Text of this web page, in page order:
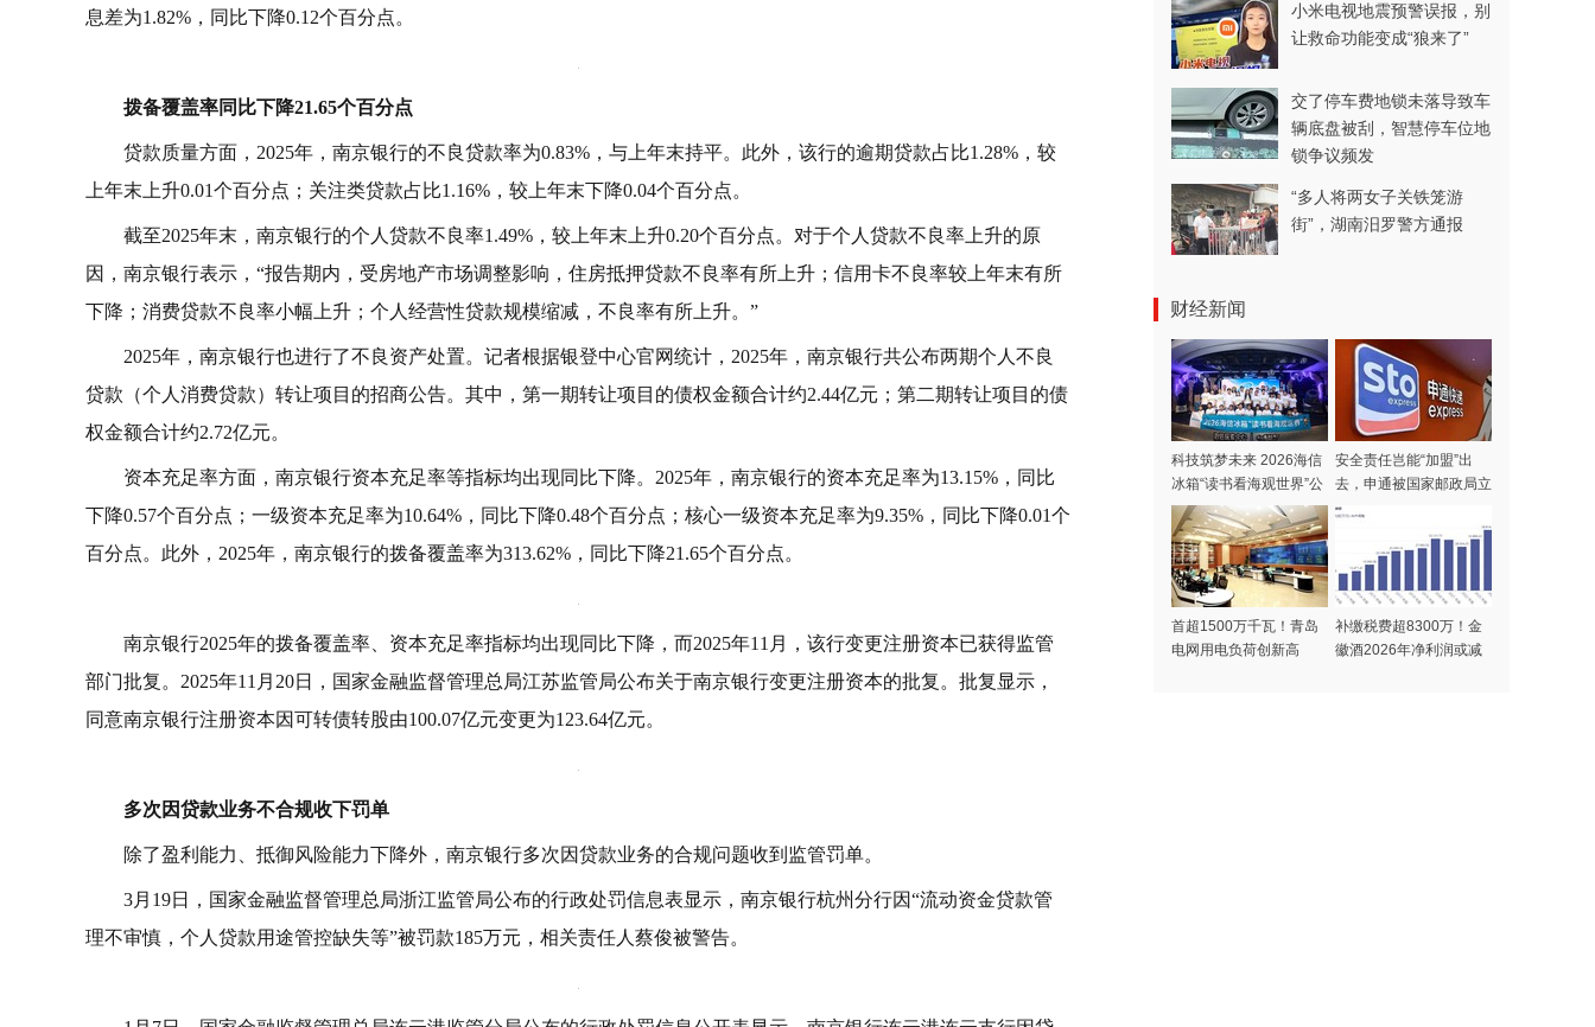
息差为1.82%，同比下降0.12个百分点。
拨备覆盖率同比下降21.65个百分点
贷款质量方面，2025年，南京银行的不良贷款率为0.83%，与上年末持平。此外，该行的逾期贷款占比1.28%，较
上年末上升0.01个百分点；关注类贷款占比1.16%，较上年末下降0.04个百分点。
截至2025年末，南京银行的个人贷款不良率1.49%，较上年末上升0.20个百分点。对于个人贷款不良率上升的原
因，南京银行表示，“报告期内，受房地产市场调整影响，住房抵押贷款不良率有所上升；信用卡不良率较上年末有所
下降；消费贷款不良率小幅上升；个人经营性贷款规模缩减，不良率有所上升。”
2025年，南京银行也进行了不良资产处置。记者根据银登中心官网统计，2025年，南京银行共公布两期个人不良
贷款（个人消费贷款）转让项目的招商公告。其中，第一期转让项目的债权金额合计约2.44亿元；第二期转让项目的债
权金额合计约2.72亿元。
资本充足率方面，南京银行资本充足率等指标均出现同比下降。2025年，南京银行的资本充足率为13.15%，同比
下降0.57个百分点；一级资本充足率为10.64%，同比下降0.48个百分点；核心一级资本充足率为9.35%，同比下降0.01个
百分点。此外，2025年，南京银行的拨备覆盖率为313.62%，同比下降21.65个百分点。
南京银行2025年的拨备覆盖率、资本充足率指标均出现同比下降，而2025年11月，该行变更注册资本已获得监管
部门批复。2025年11月20日，国家金融监督管理总局江苏监管局公布关于南京银行变更注册资本的批复。批复显示，
同意南京银行注册资本因可转债转股由100.07亿元变更为123.64亿元。
多次因贷款业务不合规收下罚单
除了盈利能力、抵御风险能力下降外，南京银行多次因贷款业务的合规问题收到监管罚单。
3月19日，国家金融监督管理总局浙江监管局公布的行政处罚信息表显示，南京银行杭州分行因“流动资金贷款管
理不审慎，个人贷款用途管控缺失等”被罚款185万元，相关责任人蔡俊被警告。
小米电视地震预警误报，别
让救命功能变成“狼来了”
交了停车费地锁未落导致车
辆底盘被刮，智慧停车位地
锁争议频发
“多人将两女子关铁笼游
街”，湖南汨罗警方通报
财经新闻
科技筑梦未来 2026海信
冰箱“读书看海观世界”公
益夏令营开营
安全责任岂能“加盟”出
去，申通被国家邮政局立
案调查
首超1500万千瓦！青岛
电网用电负荷创新高
补缴税费超8300万！金
徽酒2026年净利润或减